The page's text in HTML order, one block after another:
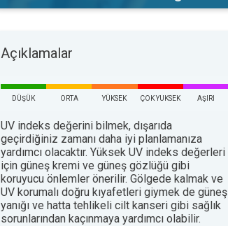
Açıklamalar
DÜŞÜK ORTA YÜKSEK ÇOK YUKSEK AŞIRI
UV indeks değerini bilmek, dışarıda
geçirdiğiniz zamanı daha iyi planlamanıza
yardımcı olacaktır. Yüksek UV indeks değerleri
için güneş kremi ve güneş gözlüğü gibi
koruyucu önlemler önerilir. Gölgede kalmak ve
UV korumalı doğru kıyafetleri giymek de güneş
yanığı ve hatta tehlikeli cilt kanseri gibi sağlık
sorunlarından kaçınmaya yardımcı olabilir.